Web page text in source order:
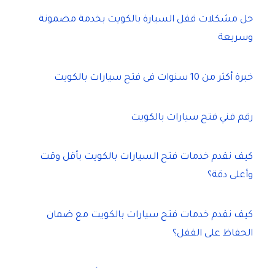
حل مشكلات قفل السيارة بالكويت بخدمة مضمونة
وسريعة
خبرة أكثر من 10 سنوات فى فتح سيارات بالكويت
رقم فني فتح سيارات بالكويت
كيف نقدم خدمات فتح السيارات بالكويت بأقل وقت
وأعلى دقة؟
كيف نقدم خدمات فتح سيارات بالكويت مع ضمان
الحفاظ على القفل؟